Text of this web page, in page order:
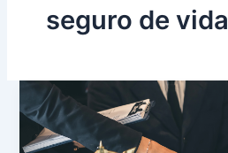
seguro de vida